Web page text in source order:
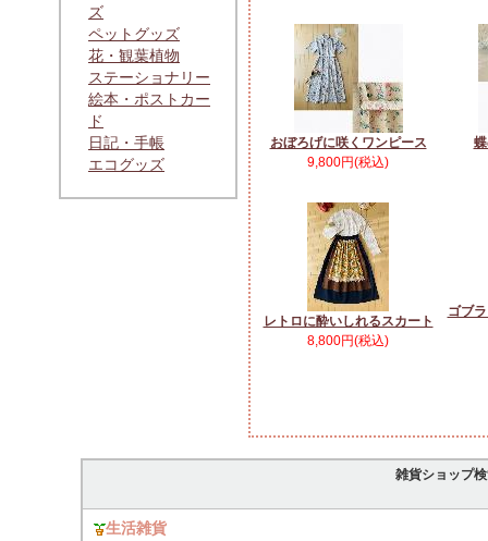
ズ
ペットグッズ
花・観葉植物
ステーショナリー
絵本・ポストカー
ド
日記・手帳
エコグッズ
おぼろげに咲くワンピース
9,800円(税込)
レトロに酔いしれるスカート
8,800円(税込)
ゴブ
雑貨ショップ
生活雑貨